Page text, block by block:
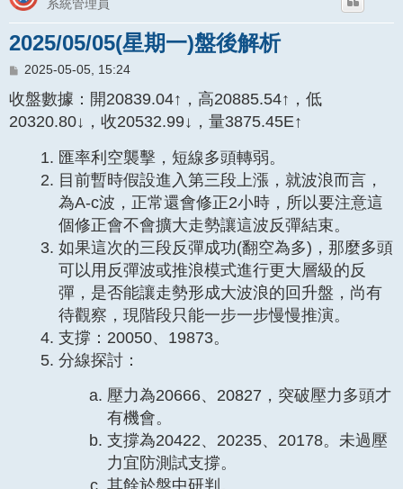
系統管理員
2025/05/05(星期一)盤後解析
文
2025-05-05, 15:24
收盤數據：開20839.04↑，高20885.54↑，低
20320.80↓，收20532.99↓，量3875.45E↑
匯率利空襲擊，短線多頭轉弱。
目前暫時假設進入第三段上漲，就波浪而言，
為A-c波，正常還會修正2小時，所以要注意這
個修正會不會擴大走勢讓這波反彈結束。
如果這次的三段反彈成功(翻空為多)，那麼多頭
可以用反彈波或推浪模式進行更大層級的反
彈，是否能讓走勢形成大波浪的回升盤，尚有
待觀察，現階段只能一步一步慢慢推演。
支撐：20050、19873。
分線探討：
壓力為20666、20827，突破壓力多頭才
有機會。
支撐為20422、20235、20178。未過壓
力宜防測試支撐。